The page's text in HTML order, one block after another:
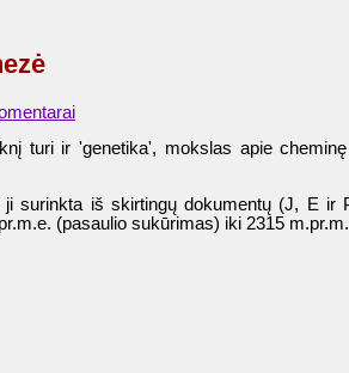
turi ir 'genetika', mokslas apie
surinkta iš skirtingų dokumentų (J, E
(pasaulio sukūrimas) iki 2315